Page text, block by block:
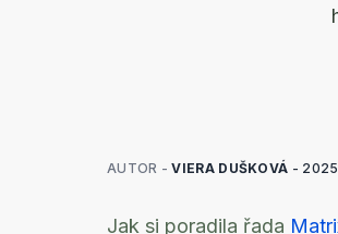
AUTOR -VIERA DUŠKOVÁ -
Jak si poradila řada